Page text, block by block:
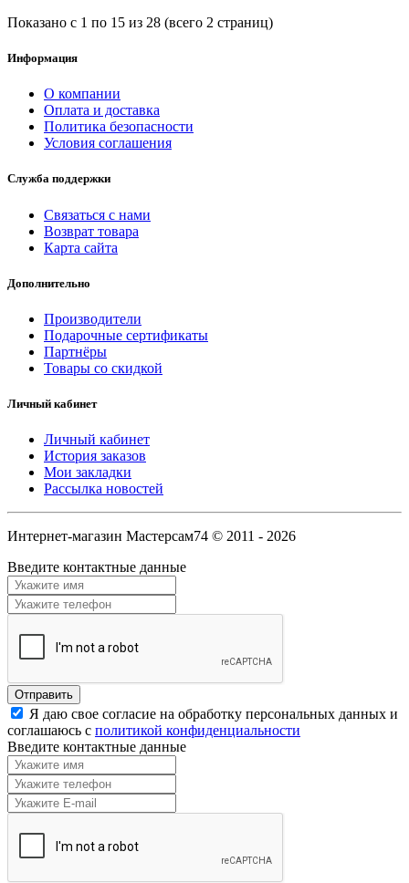
Показано с 1 по 15 из 28 (всего 2 страниц)
Информация
О компании
Оплата и доставка
Политика безопасности
Условия соглашения
Служба поддержки
Связаться с нами
Возврат товара
Карта сайта
Дополнительно
Производители
Подарочные сертификаты
Партнёры
Товары со скидкой
Личный кабинет
Личный кабинет
История заказов
Мои закладки
Рассылка новостей
Интернет-магазин Мастерсам74 © 2011 - 2026
Введите контактные данные
Я даю свое согласие на обработку персональных данных и
соглашаюсь с политикой конфиденциальности
Введите контактные данные